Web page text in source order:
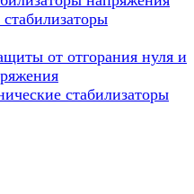
от отгорания нуля и
стабилизаторы